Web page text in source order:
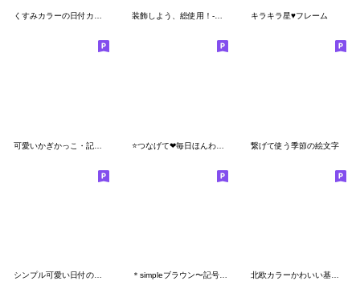
くすみカラーの日付カレンダー絵文字 装飾しよう、総使用！-ふんわり- キラキラ星♥️フレーム
繋げて使う季節の絵文字
北欧カラーかわいい基本の絵文字